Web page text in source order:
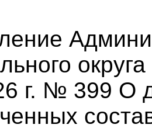
г. № 399 О